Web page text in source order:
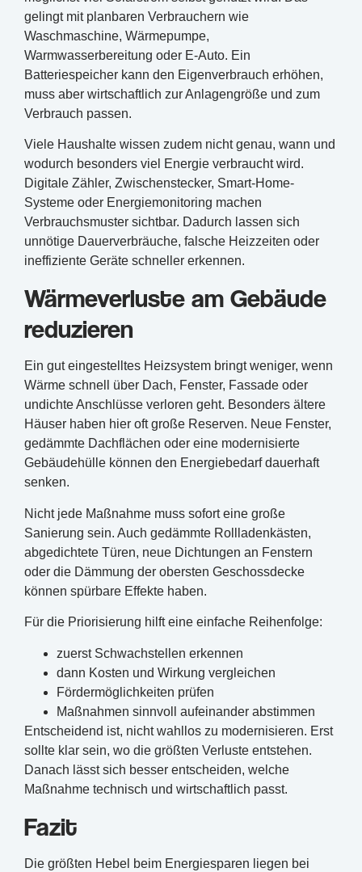
gelingt mit planbaren Verbrauchern wie
Waschmaschine, Wärmepumpe,
Warmwasserbereitung oder E-Auto. Ein
Batteriespeicher kann den Eigenverbrauch erhöhen,
muss aber wirtschaftlich zur Anlagengröße und zum
Verbrauch passen.
Viele Haushalte wissen zudem nicht genau, wann und
wodurch besonders viel Energie verbraucht wird.
Digitale Zähler, Zwischenstecker, Smart-Home-
Systeme oder Energiemonitoring machen
Verbrauchsmuster sichtbar. Dadurch lassen sich
unnötige Dauerverbräuche, falsche Heizzeiten oder
ineffiziente Geräte schneller erkennen.
Wärmeverluste am Gebäude
reduzieren
Ein gut eingestelltes Heizsystem bringt weniger, wenn
Wärme schnell über Dach, Fenster, Fassade oder
undichte Anschlüsse verloren geht. Besonders ältere
Häuser haben hier oft große Reserven. Neue Fenster,
gedämmte Dachflächen oder eine modernisierte
Gebäudehülle können den Energiebedarf dauerhaft
senken.
Nicht jede Maßnahme muss sofort eine große
Sanierung sein. Auch gedämmte Rollladenkästen,
abgedichtete Türen, neue Dichtungen an Fenstern
oder die Dämmung der obersten Geschossdecke
können spürbare Effekte haben.
Für die Priorisierung hilft eine einfache Reihenfolge:
zuerst Schwachstellen erkennen
dann Kosten und Wirkung vergleichen
Fördermöglichkeiten prüfen
Maßnahmen sinnvoll aufeinander abstimmen
Entscheidend ist, nicht wahllos zu modernisieren. Erst
sollte klar sein, wo die größten Verluste entstehen.
Danach lässt sich besser entscheiden, welche
Maßnahme technisch und wirtschaftlich passt.
Fazit
Die größten Hebel beim Energiesparen liegen bei